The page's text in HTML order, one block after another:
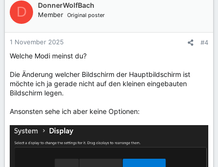
D DonnerWolfBach
Member Original poster
1 November 2025 #4
Welche Modi meinst du?
Die Änderung welcher Bildschirm der Hauptbildschirm ist
möchte ich ja gerade nicht auf den kleinen eingebauten
Bildschirm legen.
Ansonsten sehe ich aber keine Optionen: